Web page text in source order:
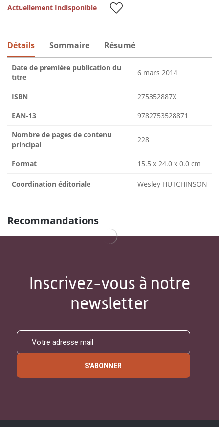
Actuellement Indisponible
Détails Sommaire Résumé
Date de première publication du
titre
6 mars 2014
ISBN 275352887X
EAN-13 9782753528871
Nombre de pages de contenu
principal
228
Format 15.5 x 24.0 x 0.0 cm
Coordination éditoriale Wesley HUTCHINSON
Recommandations
Inscrivez-vous à notre
newsletter
S'ABONNER